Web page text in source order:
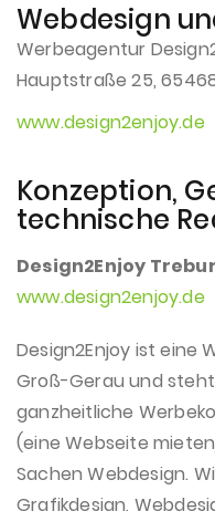
Webdesign
Werbeagentur
Hauptstraße 25,
www.design2enjoy.de
Konzeption,
technische
Design2Enjoy Trebur
www.design2enjoy.de
Design2Enjoy ist eine
Groß-Gerau und
ganzheitliche
(eine Webseite
Sachen Webdesign.
Grafikdesign,